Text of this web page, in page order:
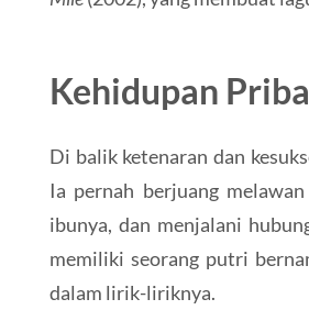
Kehidupan
Di balik ketenaran dan
Ia pernah berjuang
ibunya, dan menjalani
memiliki seorang putri
dalam lirik-liriknya.